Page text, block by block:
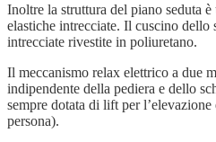
Inoltre la struttura del piano seduta
elastiche intrecciate. Il cuscino dello
intrecciate rivestite in poliuretano.
Il meccanismo relax elettrico a due
indipendente della pediera e dello
sempre dotata di lift per l’elevazione
persona).